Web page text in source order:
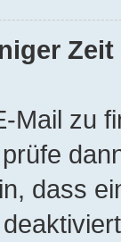
Mail zu
dass